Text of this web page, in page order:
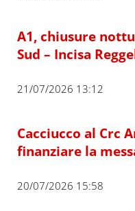
A1, chiusure
Sud – Incisa
21/07/2026 13:12
Cacciucco al Crc
finanziare la
20/07/2026 15:58